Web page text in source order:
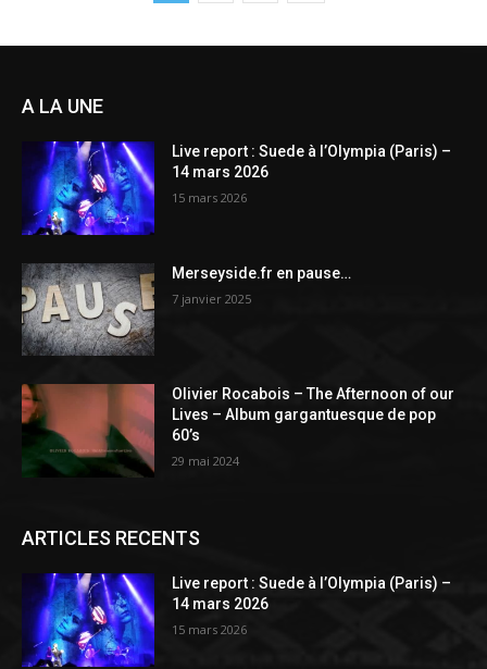
A LA UNE
Live report : Suede à l’Olympia (Paris) –
14 mars 2026
15 mars 2026
Merseyside.fr en pause…
7 janvier 2025
Olivier Rocabois – The Afternoon of our
Lives – Album gargantuesque de pop
60’s
29 mai 2024
ARTICLES RECENTS
Live report : Suede à l’Olympia (Paris) –
14 mars 2026
15 mars 2026